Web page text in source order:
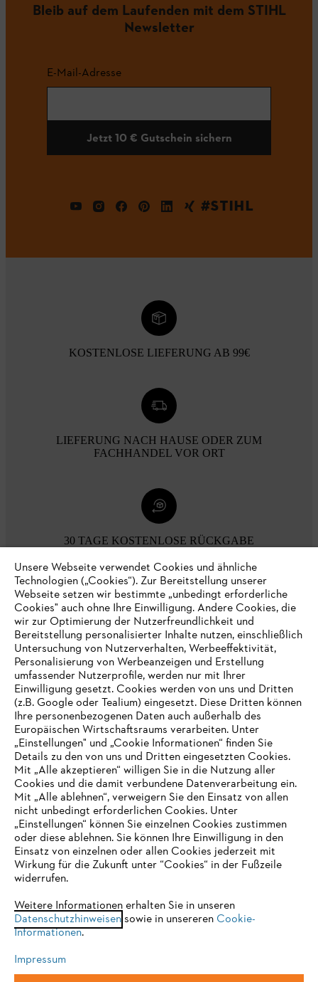
Bleib auf dem Laufenden mit dem STIHL
Newsletter
E-Mail-Adresse
Jetzt 10 € Gutschein sichern
#STIHL
KOSTENLOSE LIEFERUNG AB 99€
LIEFERUNG NACH HAUSE ODER ZUM
FACHHANDEL VOR ORT
30 TAGE KOSTENLOSE RÜCKGABE
Zahlungsmöglichkeiten
Unternehmen
Online Shop
Service
Allgemeine Geschäftsbedingungen
Impressum Cookies Rechtliche Informationen
IHR BROWSER WIRD NICHT
UNTERSTÜTZT
eine optimale Nutzung unserer Seite empfehlen wir Ihnen, zu
einem der folgenden Browser zu wechseln:
Firefox Chrome
Unsere Webseite verwendet Cookies und ähnliche
Technologien („Cookies“). Zur Bereitstellung unserer
Webseite setzen wir bestimmte „unbedingt erforderliche
Cookies" auch ohne Ihre Einwilligung. Andere Cookies, die
wir zur Optimierung der Nutzerfreundlichkeit und
Bereitstellung personalisierter Inhalte nutzen, einschließlich
Untersuchung von Nutzerverhalten, Werbeeffektivität,
Personalisierung von Werbeanzeigen und Erstellung
umfassender Nutzerprofile, werden nur mit Ihrer
Einwilligung gesetzt. Cookies werden von uns und Dritten
(z.B. Google oder Tealium) eingesetzt. Diese Dritten können
Ihre personenbezogenen Daten auch außerhalb des
Europäischen Wirtschaftsraums verarbeiten. Unter
„Einstellungen" und „Cookie Informationen“ finden Sie
Details zu den von uns und Dritten eingesetzten Cookies.
Mit „Alle akzeptieren“ willigen Sie in die Nutzung aller
Cookies und die damit verbundene Datenverarbeitung ein.
Mit „Alle ablehnen“, verweigern Sie den Einsatz von allen
nicht unbedingt erforderlichen Cookies. Unter
„Einstellungen“ können Sie einzelnen Cookies zustimmen
oder diese ablehnen. Sie können Ihre Einwilligung in den
Einsatz von einzelnen oder allen Cookies jederzeit mit
Wirkung für die Zukunft unter “Cookies“ in der Fußzeile
widerrufen.
Weitere Informationen erhalten Sie in unseren
Datenschutzhinweisensowie in unsereren Cookie-
Informationen.
Impressum